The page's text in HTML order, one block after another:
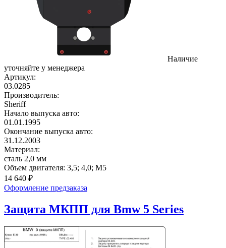
Наличие
уточняйте у менеджера
Артикул:
03.0285
Производитель:
Sheriff
Начало выпуска авто:
01.01.1995
Окончание выпуска авто:
31.12.2003
Материал:
сталь 2,0 мм
Объем двигателя: 3,5; 4,0; M5
14 640 ₽
Оформление предзаказа
Защита МКПП для Bmw 5 Series